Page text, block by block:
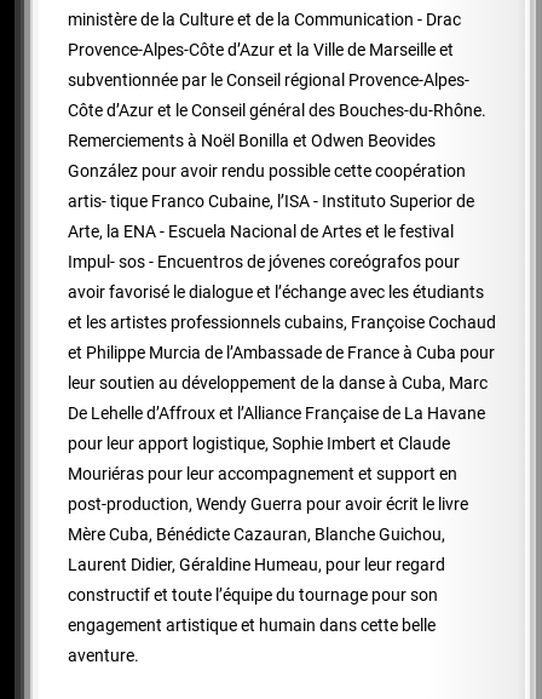
ministère de la Culture et de la Communication - Drac
Provence-Alpes-Côte d’Azur et la Ville de Marseille et
subventionnée par le Conseil régional Provence-Alpes-
Côte d’Azur et le Conseil général des Bouches-du-Rhône.
Remerciements à Noël Bonilla et Odwen Beovides
González pour avoir rendu possible cette coopération
artis- tique Franco Cubaine, l’ISA - Instituto Superior de
Arte, la ENA - Escuela Nacional de Artes et le festival
Impul- sos - Encuentros de jóvenes coreógrafos pour
avoir favorisé le dialogue et l’échange avec les étudiants
et les artistes professionnels cubains, Françoise Cochaud
et Philippe Murcia de l’Ambassade de France à Cuba pour
leur soutien au développement de la danse à Cuba, Marc
De Lehelle d’Affroux et l’Alliance Française de La Havane
pour leur apport logistique, Sophie Imbert et Claude
Mouriéras pour leur accompagnement et support en
post-production, Wendy Guerra pour avoir écrit le livre
Mère Cuba, Bénédicte Cazauran, Blanche Guichou,
Laurent Didier, Géraldine Humeau, pour leur regard
constructif et toute l’équipe du tournage pour son
engagement artistique et humain dans cette belle
aventure.